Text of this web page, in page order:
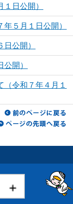
日公開）
５月１日公開）
公開）
開）
令和７年４月１